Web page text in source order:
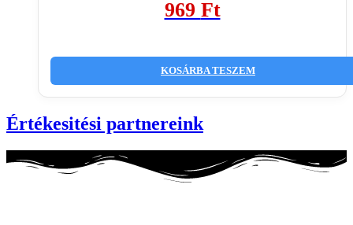
969 Ft
KOSÁRBA TESZEM
Értékesitési partnereink